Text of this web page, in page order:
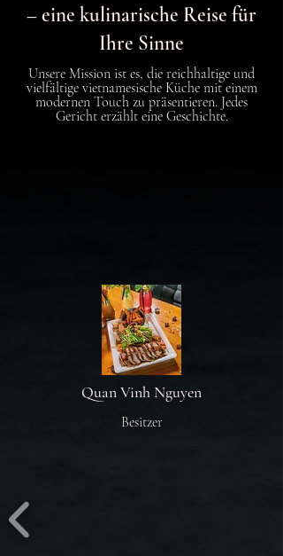
– eine kulinarische Reise für
Ihre Sinne
Unsere Mission ist es, die reichhaltige und
vielfältige vietnamesische Küche mit einem
modernen Touch zu präsentieren. Jedes
Gericht erzählt eine Geschichte.
Quan Vinh Nguyen
Besitzer